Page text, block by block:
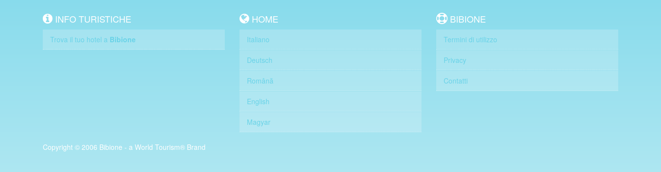
INFO TURISTICHE
Trova il tuo hotel a Bibione
HOME
Italiano
Deutsch
Română
English
Magyar
BIBIONE
Termini di utilizzo
Privacy
Contatti
Copyright © 2006 Bibione - a World Tourism® Brand